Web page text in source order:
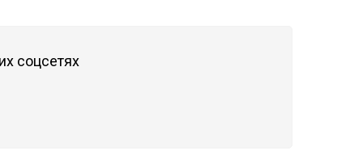
соцсетях